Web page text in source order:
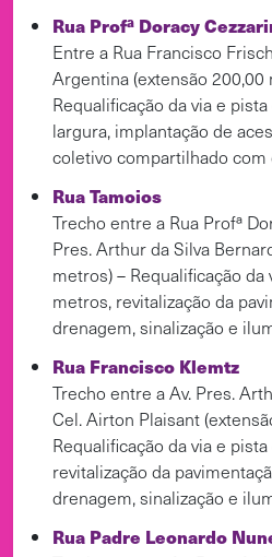
Rua Profª Doracy
Entre a Rua Francisco
Argentina (extensão 200,00
Requalificação da via e
largura, implantação de
coletivo compartilhado
Rua Tamoios
Trecho entre a Rua Profª
Pres. Arthur da Silva
metros) – Requalificação da
metros, revitalização da
drenagem, sinalização e
Rua Francisco Klemtz
Trecho entre a Av. Pres.
Cel. Airton Plaisant
Requalificação da via e
revitalização da
drenagem, sinalização e
Rua Padre Leonardo